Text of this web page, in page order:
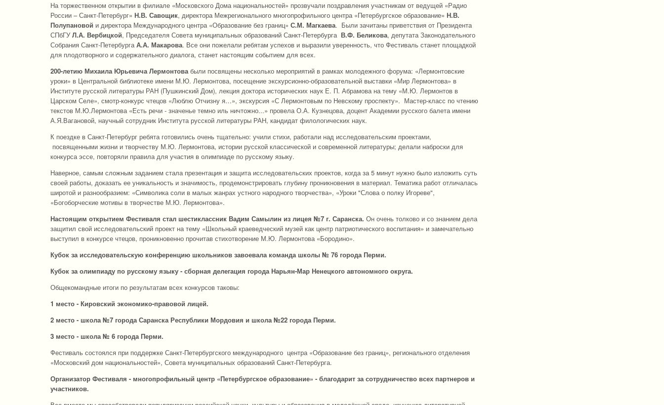
На торжественном открытии в филиале «Московского Дома национальностей» прозвучали поздравления участникам от ведущей «Радио
России – Санкт-Петербург» Н.В. Савощик, директора Межрегионального многопрофильного центра «Петербургское образование» Н.В.
Полупановой и директора Международного центра «Образование без границ» С.М. Магкаева. Были зачитаны приветствия от Президента
СПбГУ Л.А. Вербицкой, Председателя Совета муниципальных образований Санкт-Петербурга В.Ф. Беликова, депутата Законодательного
Собрания Санкт-ПетербургаА.А. Макарова. Все они пожелали ребятам успехов и выразили уверенность, что Фестиваль станет площадкой
для плодотворного и содержательного диалога, станет настоящим событием для всех.
200-летию Михаила Юрьевича Лермонтовабыли посвящены несколько мероприятий в рамках молодежного форума: «Лермонтовские
уроки» в Центральной библиотеке имени М.Ю. Лермонтова, посещение экскурсионно-образовательной выставки «Мир Лермонтова» в
Институте русской литературы РАН (Пушкинский Дом), лекция доктора исторических наук Е. П. Абрамова на тему «М.Ю. Лермонтов в
Царском Селе», смотр-конкурс чтецов «Люблю Отчизну я…», экскурсия «С Лермонтовым по Невскому проспекту». Мастер-класс по чтению
текстов М.Ю.Лермонтова «Есть речи - значенье темно иль ничтожно...» провела О.А. Кузнецова, доцент Академии русского балета имени
А.Я.Вагановой, научный сотрудник Института русской литературы РАН, кандидат филологических наук.
К поездке в Санкт-Петербург ребята готовились очень тщательно: учили стихи, работали над исследовательским проектами,
посвященными жизни и творчеству М.Ю. Лермонтова, истории русской классической и современной литературы; делали наброски для
конкурса эссе, повторяли правила для участия в олимпиаде по русскому языку.
Наверное, самым сложным заданием стала презентация и защита исследовательских проектов, когда за 5 минут нужно было изложить суть
своей работы, доказать ее уникальность и значимость, продемонстрировать глубину проникновения в материал. Тематика работ отличалась
широтой и разнообразием: «Символика соли в малых жанрах устного народного творчества», «Уроки "Слова о полку Игореве",
«Богоборческие мотивы в творчестве М.Ю. Лермонтова».
Настоящим открытием Фестиваля стал шестиклассник Вадим Самылин из лицея №7 г. Саранска. Он очень толково и со знанием дела
защитил свой исследовательский проект на тему «Школьный краеведческий музей как центр патриотического воспитания» и замечательно
выступил в конкурсе чтецов, проникновенно прочитав стихотворение М.Ю. Лермонтова «Бородино».
Кубок за исследовательскую конференцию школьников завоевала команда школы № 76 города Перми.
Кубок за олимпиаду по русскому языку - сборная делегация города Нарьян-Мар Ненецкого автономного округа.
Общекомандные итоги по результатам всех конкурсов таковы:
1 место - Кировский экономико-правовой лицей.
2 место - школа №7 города Саранска Республики Мордовия и школа №22 города Перми.
3 место - школа № 6 города Перми.
Фестиваль состоялся при поддержке Санкт-Петербургского международного центра «Образование без границ», регионального отделения
«Московский дом национальностей», Совета муниципальных образований Санкт-Петербурга.
Организатор Фестиваля - многопрофильный центр «Петербургское образование» - благодарит за сотрудничество всех партнеров и
участников.